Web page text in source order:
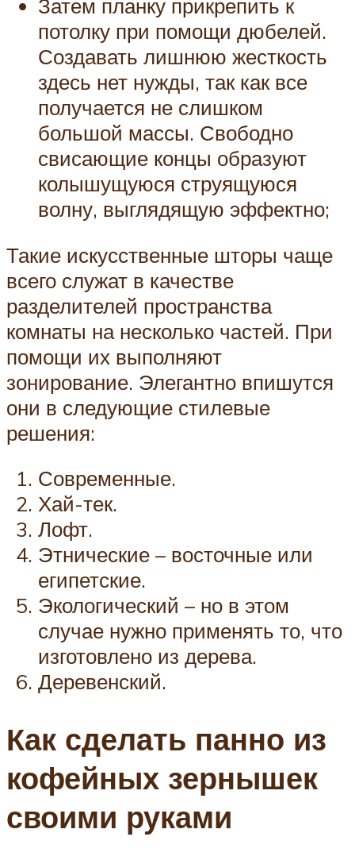
Затем планку прикрепить к
потолку при помощи дюбелей.
Создавать лишнюю жесткость
здесь нет нужды, так как все
получается не слишком
большой массы. Свободно
свисающие концы образуют
колышущуюся струящуюся
волну, выглядящую эффектно;
Такие искусственные шторы чаще
всего служат в качестве
разделителей пространства
комнаты на несколько частей. При
помощи их выполняют
зонирование. Элегантно впишутся
они в следующие стилевые
решения:
Современные.
Хай-тек.
Лофт.
Этнические – восточные или
египетские.
Экологический – но в этом
случае нужно применять то, что
изготовлено из дерева.
Деревенский.
Как сделать панно из
кофейных зернышек
своими руками